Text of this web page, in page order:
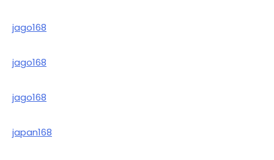
jago168
jago168
jago168
japan168